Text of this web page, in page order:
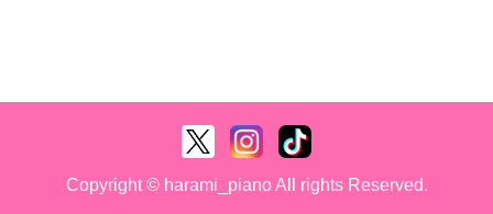
Copyright © harami_piano All rights Reserved.